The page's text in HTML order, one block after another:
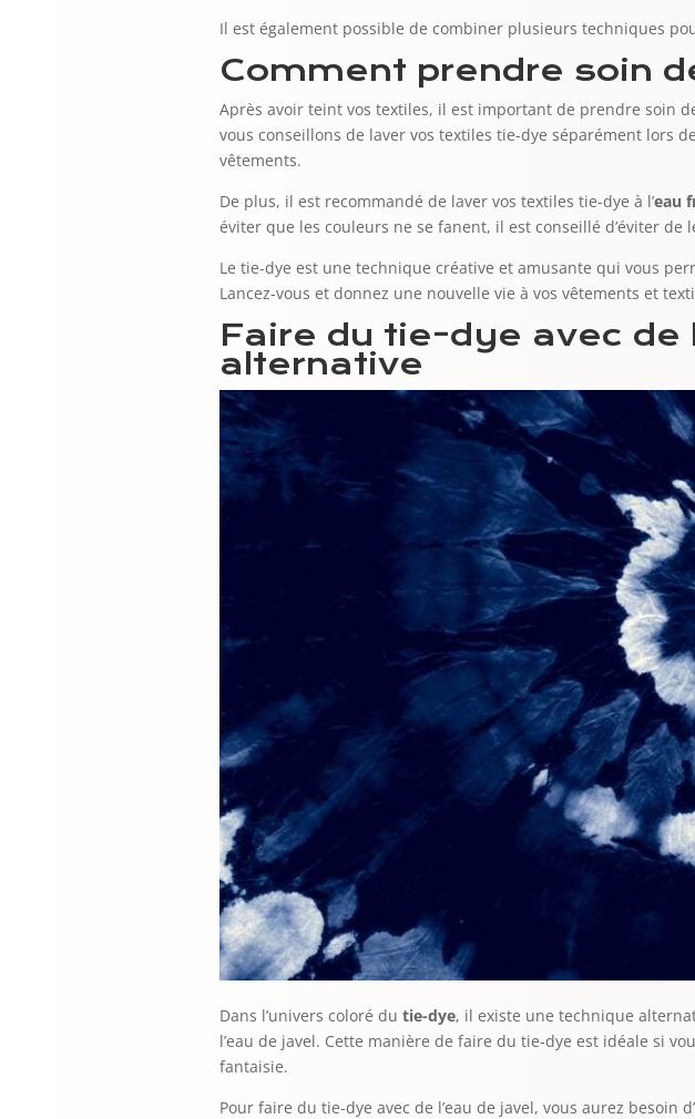
Il est également possible de combiner plusieurs techniques
Comment prendre soin
Après avoir teint vos textiles, il est important de prendre soin
vous conseillons de laver vos textiles tie-dye séparément lors
vêtements.
De plus, il est recommandé de laver vos textiles tie-dye à l’eau
éviter que les couleurs ne se fanent, il est conseillé d’éviter de
Le tie-dye est une technique créative et amusante qui vous
Lancez-vous et donnez une nouvelle vie à vos vêtements et
Faire du tie-dye avec de
alternative
Dans l’univers coloré dutie-dye, il existe une technique
l’eau de javel. Cette manière de faire du tie-dye est idéale si
fantaisie.
Pour faire du tie-dye avec de l’eau de javel, vous aurez besoin